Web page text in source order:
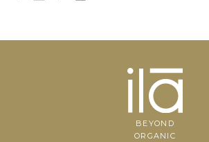
BEYOND
ORGANIC